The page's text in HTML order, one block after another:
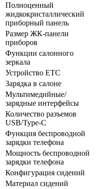
Полноценный
жидкокристаллический
приборный панель
Размер ЖК-панели
приборов
Функции салонного
зеркала
Устройство ETC
Зарядка в салоне
Мультимедийные/
зарядные интерфейсы
Количество разъемов
USB/Type-C
Функция беспроводной
зарядки телефона
Мощность беспроводной
зарядки телефона
Конфигурация сидений
Материал сидений